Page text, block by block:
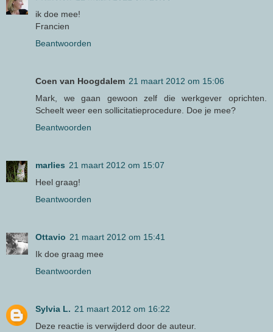
ik doe mee!
Francien
Beantwoorden
Coen van Hoogdalem 21 maart 2012 om 15:06
Mark, we gaan gewoon zelf die werkgever oprichten.
Scheelt weer een sollicitatieprocedure. Doe je mee?
Beantwoorden
marlies 21 maart 2012 om 15:07
Heel graag!
Beantwoorden
Ottavio 21 maart 2012 om 15:41
Ik doe graag mee
Beantwoorden
Sylvia L. 21 maart 2012 om 16:22
Deze reactie is verwijderd door de auteur.